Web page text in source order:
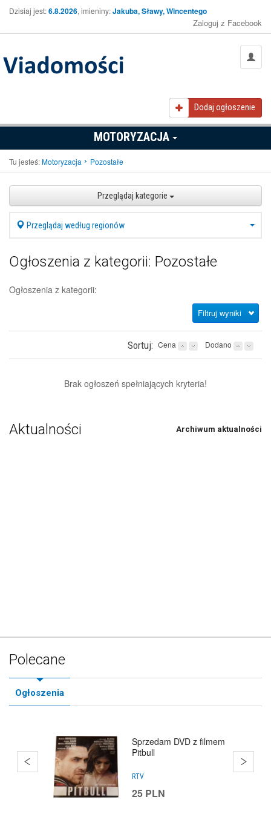
Dzisiaj jest:6.8.2026, imieniny:Jakuba, Sławy, Wincentego
Zaloguj z Facebook
Dodaj ogłoszenie
MOTORYZACJA
Tu jesteś:Motoryzacja Pozostałe
Przeglądaj kategorie
Przeglądaj według regionów
Ogłoszenia z kategorii: Pozostałe
Ogłoszenia z kategorii:
Filtruj wyniki
Sortuj: Cena Dodano
Brak ogłoszeń spełniających kryteria!
Aktualności Archiwum aktualności
Polecane
Ogłoszenia
Sprzedam DVD z filmem
Pitbull
RTV
25 PLN